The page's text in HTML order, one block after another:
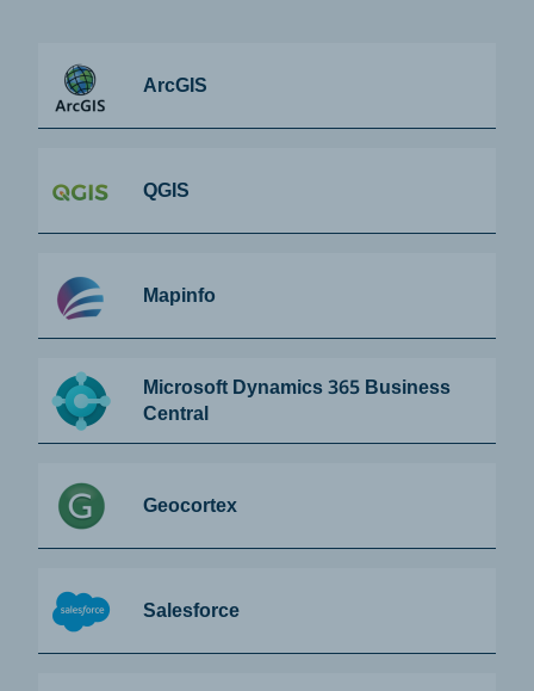
ArcGIS
QGIS
Mapinfo
Microsoft Dynamics 365 Business
Central
Geocortex
Salesforce